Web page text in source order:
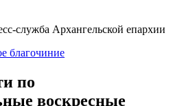
служба Архангельской епархии
благочиние
по
воскресные